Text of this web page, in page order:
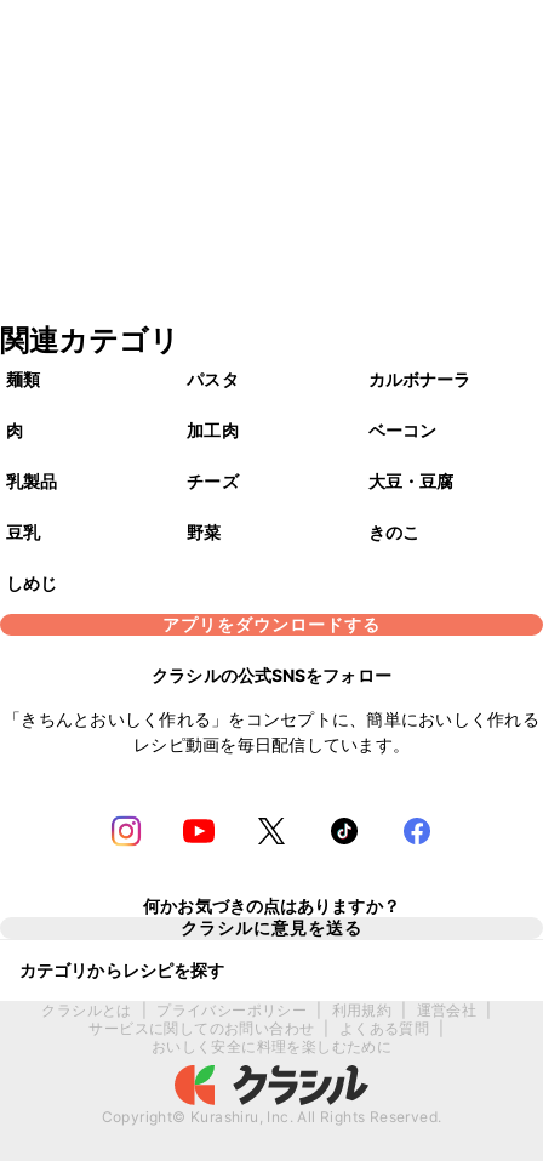
関連カテゴリ
麺類 パスタ カルボナーラ
肉 加工肉 ベーコン
乳製品 チーズ 大豆・豆腐
豆乳 野菜 きのこ
しめじ
アプリをダウンロードする
クラシルの公式SNSをフォロー
「きちんとおいしく作れる」をコンセプトに、簡単においしく作れる
レシピ動画を毎日配信しています。
何かお気づきの点はありますか？
クラシルに意見を送る
カテゴリからレシピを探す
クラシルとは プライバシーポリシー 利用規約 運営会社
サービスに関してのお問い合わせ
よくある質問
おいしく安全に料理を楽しむために
Copyright© Kurashiru, Inc. All Rights Reserved.